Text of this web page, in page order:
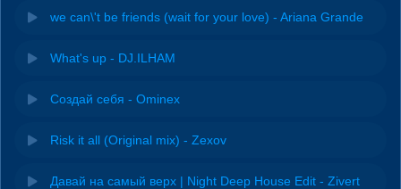
we can\'t be friends (wait for your love) - Ariana Grande
What's up - DJ.ILHAM
Создай себя - Ominex
Risk it all (Original mix) - Zexov
Давай на самый верх | Night Deep House Edit - Zivert